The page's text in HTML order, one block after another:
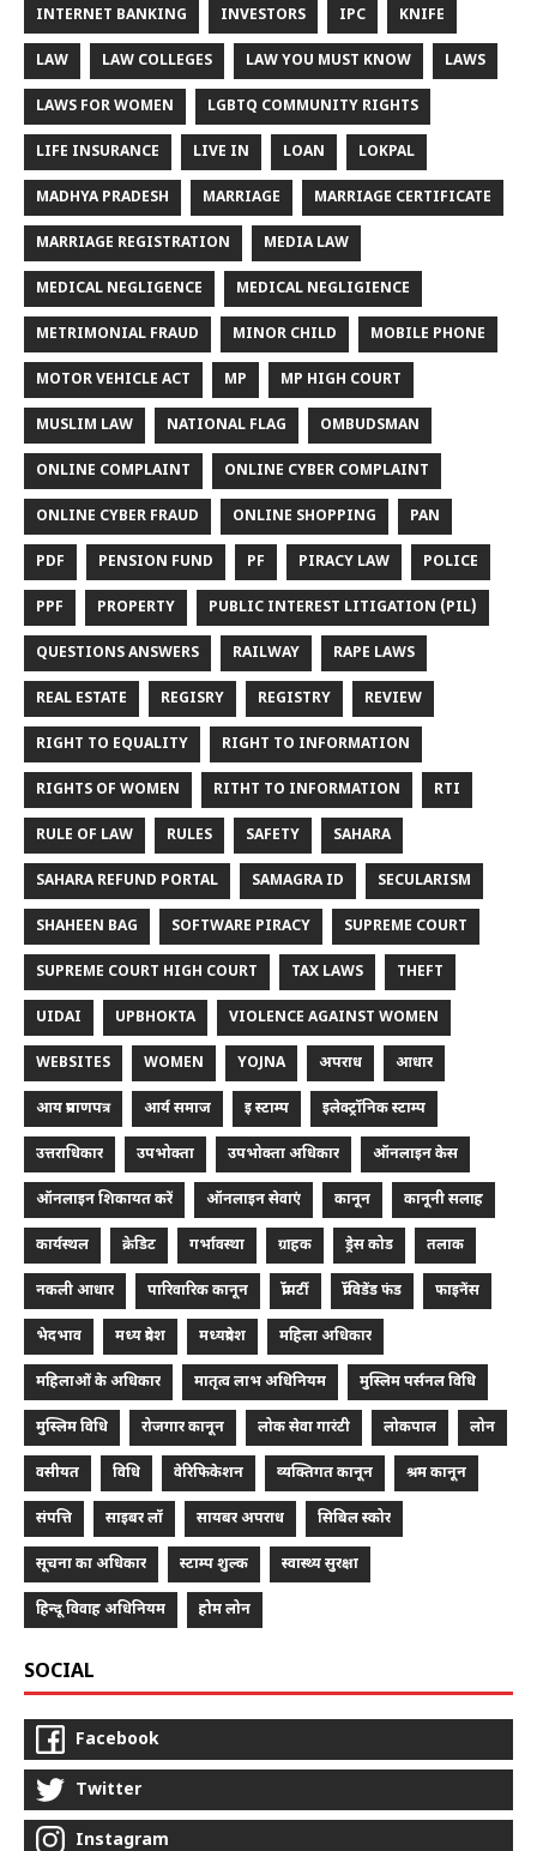
INTERNET BANKING INVESTORS IPC KNIFE
LAW LAW COLLEGES LAW YOU MUST KNOW LAWS
LAWS FOR WOMEN LGBTQ COMMUNITY RIGHTS
LIFE INSURANCE LIVE IN LOAN LOKPAL
MADHYA PRADESH MARRIAGE MARRIAGE CERTIFICATE
MARRIAGE REGISTRATION MEDIA LAW
MEDICAL NEGLIGENCE MEDICAL NEGLIGIENCE
METRIMONIAL FRAUD MINOR CHILD MOBILE PHONE
MOTOR VEHICLE ACT MP MP HIGH COURT
MUSLIM LAW NATIONAL FLAG OMBUDSMAN
ONLINE COMPLAINT ONLINE CYBER COMPLAINT
ONLINE CYBER FRAUD ONLINE SHOPPING PAN
PDF PENSION FUND PF PIRACY LAW POLICE
PPF PROPERTY PUBLIC INTEREST LITIGATION (PIL)
QUESTIONS ANSWERS RAILWAY RAPE LAWS
REAL ESTATE REGISRY REGISTRY REVIEW
RIGHT TO EQUALITY RIGHT TO INFORMATION
RIGHTS OF WOMEN RITHT TO INFORMATION RTI
RULE OF LAW RULES SAFETY SAHARA
SAHARA REFUND PORTAL SAMAGRA ID SECULARISM
SHAHEEN BAG SOFTWARE PIRACY SUPREME COURT
SUPREME COURT HIGH COURT TAX LAWS THEFT
UIDAI UPBHOKTA VIOLENCE AGAINST WOMEN
WEBSITES WOMEN YOJNA अपराध आधार
आय प्रमाणपत्र आर्य समाज इ स्टाम्प इलेक्ट्रॉनिक स्टाम्प
उत्तराधिकार उपभोक्ता उपभोक्ता अधिकार ऑनलाइन केस
ऑनलाइन शिकायत करें ऑनलाइन सेवाएं कानून कानूनी सलाह
कार्यस्थल क्रेडिट गर्भावस्था ग्राहक ड्रेस कोड तलाक
नकली आधार पारिवारिक कानून प्रॉपर्टी प्रॉविडेंड फंड फाइनेंस
भेदभाव मध्य प्रदेश मध्यप्रदेश महिला अधिकार
महिलाओं के अधिकार मातृत्व लाभ अधिनियम मुस्लिम पर्सनल विधि
मुस्लिम विधि रोजगार कानून लोक सेवा गारंटी लोकपाल लोन
वसीयत विधि वेरिफिकेशन व्यक्तिगत कानून श्रम कानून
संपत्ति साइबर लॉ सायबर अपराध सिबिल स्कोर
सूचना का अधिकार स्टाम्प शुल्क स्वास्थ्य सुरक्षा
हिन्दू विवाह अधिनियम होम लोन
SOCIAL
Facebook
Twitter
Instagram